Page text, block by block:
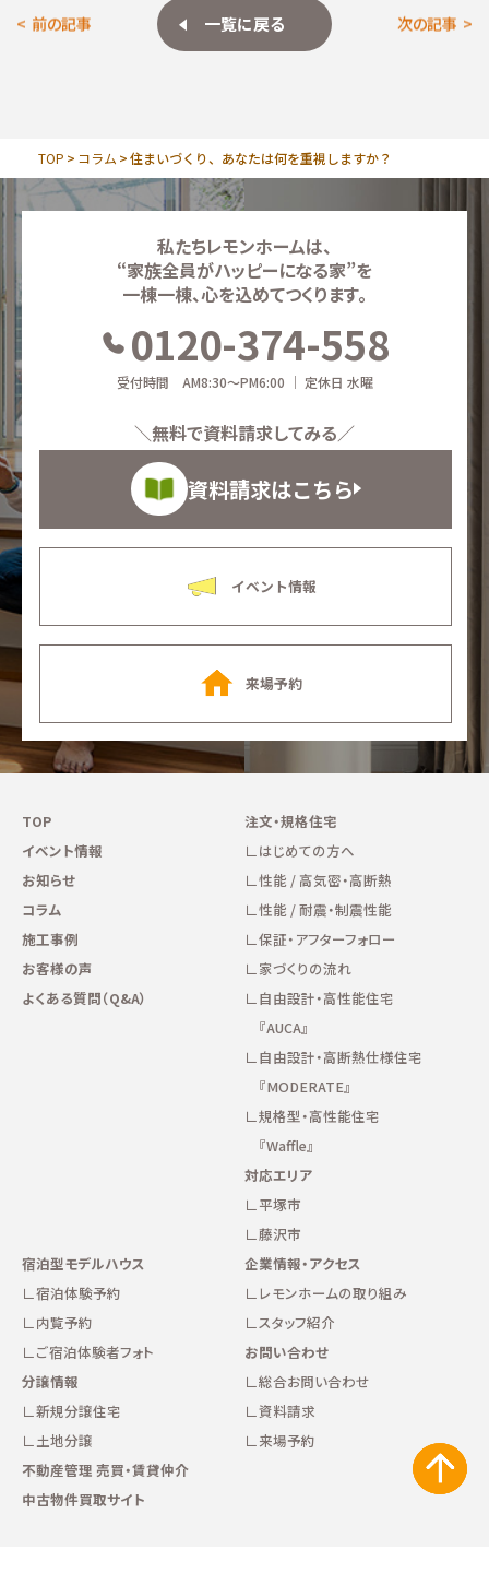
前の記事 一覧に戻る 次の記事
TOP コラム 住まいづくり、あなたは何を重視しますか？
私たちレモンホームは、
“家族全員がハッピーになる家”を
一棟一棟、心を込めてつくります。
0120-374-558
受付時間 AM8:30～PM6:00 ｜ 定休日 水曜
＼無料で資料請求してみる／
資料請求はこちら
イベント情報
来場予約
TOP
イベント情報
お知らせ
コラム
施工事例
お客様の声
よくある質問（Q&A）
注文・規格住宅
はじめての方へ
性能 / 高気密・高断熱
性能 / 耐震・制震性能
保証・アフターフォロー
家づくりの流れ
自由設計・高性能住宅
『AUCA』
自由設計・高断熱仕様住宅
『MODERATE』
規格型・高性能住宅
『Waffle』
対応エリア
平塚市
藤沢市
宿泊型モデルハウス
宿泊体験予約
内覧予約
ご宿泊体験者フォト
分譲情報
新規分譲住宅
土地分譲
不動産管理 売買・賃貸仲介
中古物件買取サイト
企業情報・アクセス
レモンホームの取り組み
スタッフ紹介
お問い合わせ
総合お問い合わせ
資料請求
来場予約